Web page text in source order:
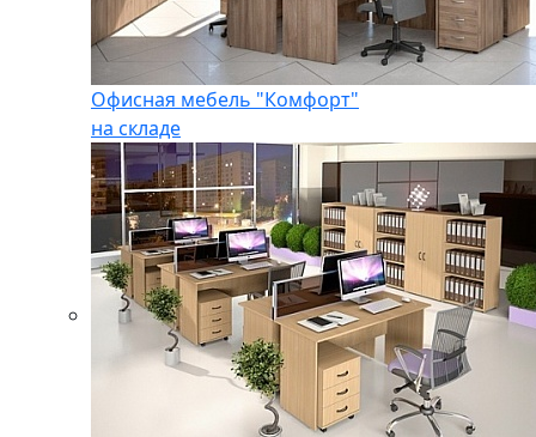
Офисная мебель "Комфорт"
на складе